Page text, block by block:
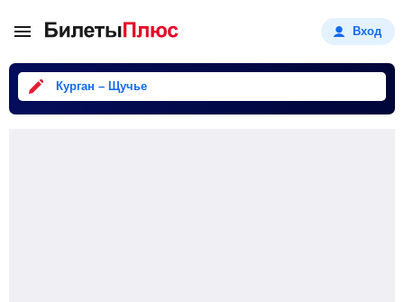
Вход
Курган – Щучье